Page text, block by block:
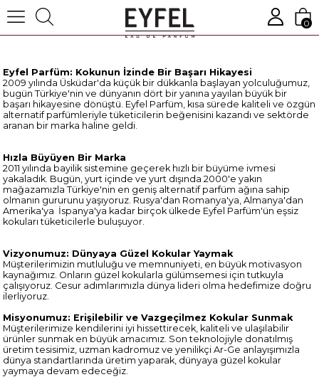
0
Eyfel Parfüm: Kokunun İzinde Bir Başarı Hikayesi
2009 yılında Üsküdar'da küçük bir dükkanla başlayan yolculuğumuz,
bugün Türkiye'nin ve dünyanın dört bir yanına yayılan büyük bir
başarı hikayesine dönüştü. Eyfel Parfüm, kısa sürede kaliteli ve özgün
alternatif parfümleriyle tüketicilerin beğenisini kazandı ve sektörde
aranan bir marka haline geldi.
Hızla Büyüyen Bir Marka
2011 yılında bayilik sistemine geçerek hızlı bir büyüme ivmesi
yakaladık. Bugün, yurt içinde ve yurt dışında 2000'e yakın
mağazamızla Türkiye'nin en geniş alternatif parfüm ağına sahip
olmanın gururunu yaşıyoruz. Rusya'dan Romanya'ya, Almanya'dan
Amerika'ya İspanya'ya kadar birçok ülkede Eyfel Parfüm'ün eşsiz
kokuları tüketicilerle buluşuyor.
Vizyonumuz: Dünyaya Güzel Kokular Yaymak
Müşterilerimizin mutluluğu ve memnuniyeti, en büyük motivasyon
kaynağımız. Onların güzel kokularla gülümsemesi için tutkuyla
çalışıyoruz. Cesur adımlarımızla dünya lideri olma hedefimize doğru
ilerliyoruz.
Misyonumuz: Erişilebilir ve Vazgeçilmez Kokular Sunmak
Müşterilerimize kendilerini iyi hissettirecek, kaliteli ve ulaşılabilir
ürünler sunmak en büyük amacımız. Son teknolojiyle donatılmış
üretim tesisimiz, uzman kadromuz ve yenilikçi Ar-Ge anlayışımızla
dünya standartlarında üretim yaparak, dünyaya güzel kokular
yaymaya devam edeceğiz.